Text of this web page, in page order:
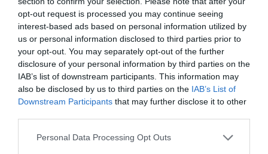
opt-out request is processed you may continue seeing
interest-based ads based on personal information utilized by
us or personal information disclosed to third parties prior to
your opt-out. You may separately opt-out of the further
disclosure of your personal information by third parties on the
IAB’s list of downstream participants. This information may
also be disclosed by us to third parties on the IAB’s List of
Downstream Participants that may further disclose it to other
Personal Data Processing Opt Outs
Índex2P
Nombramiento
FC Barcelona